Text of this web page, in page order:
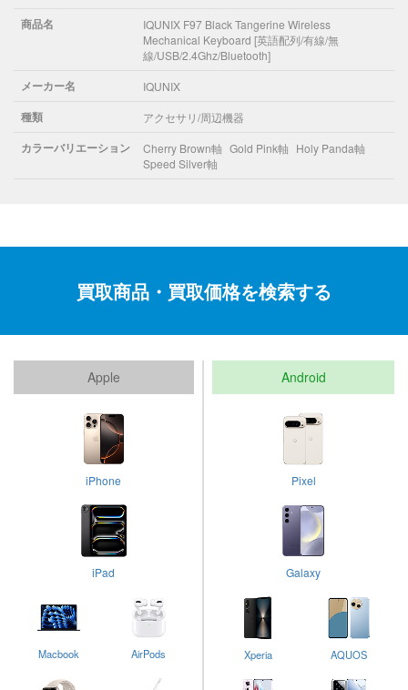
商品名
IQUNIX F97 Black Tangerine Wireless
Mechanical Keyboard [英語配列/有線/無
線/USB/2.4Ghz/Bluetooth]
メーカー名 IQUNIX
種類 アクセサリ/周辺機器
カラーバリエーション Cherry Brown軸 Gold Pink軸 Holy Panda軸
Speed Silver軸
買取商品・買取価格を検索する
Apple
iPhone
iPad
Macbook AirPods
Android
Pixel
Galaxy
Xperia AQUOS